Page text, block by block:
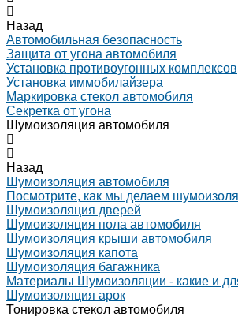
Назад
Автомобильная безопасность
Защита от угона автомобиля
Установка противоугонных комплексов
Установка иммобилайзера
Маркировка стекол автомобиля
Секретка от угона
Шумоизоляция автомобиля
Назад
Шумоизоляция автомобиля
Посмотрите, как мы делаем
Шумоизоляция дверей
Шумоизоляция пола автомобиля
Шумоизоляция крыши автомобиля
Шумоизоляция капота
Шумоизоляция багажника
Материалы Шумоизоляции - какие и
Шумоизоляция арок
Тонировка стекол автомобиля